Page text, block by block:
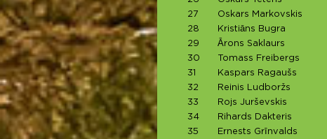
27
Oskars Markovskis
28
Kristiāns Bugra
29
Ārons Saklaurs
30
Tomass Freibergs
31
Kaspars Ragaušs
32
Reinis Ludboržs
33
Rojs Jurševskis
34
Rihards Dakteris
35
Ernests Grīnvalds